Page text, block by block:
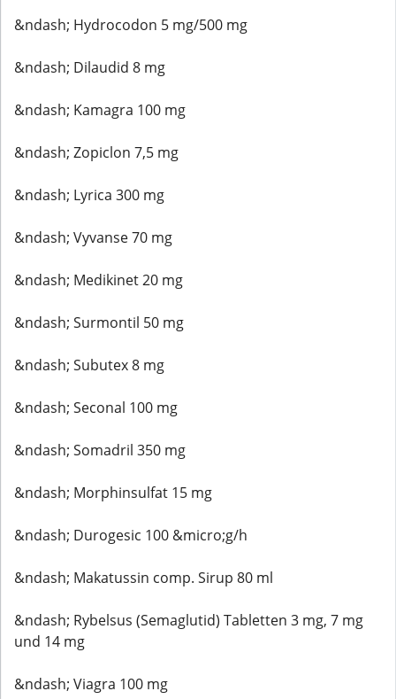
&ndash; Hydrocodon 5 mg/500 mg
&ndash; Dilaudid 8 mg
&ndash; Kamagra 100 mg
&ndash; Zopiclon 7,5 mg
&ndash; Lyrica 300 mg
&ndash; Vyvanse 70 mg
&ndash; Medikinet 20 mg
&ndash; Surmontil 50 mg
&ndash; Subutex 8 mg
&ndash; Seconal 100 mg
&ndash; Somadril 350 mg
&ndash; Morphinsulfat 15 mg
&ndash; Durogesic 100 &micro;g/h
&ndash; Makatussin comp. Sirup 80 ml
&ndash; Rybelsus (Semaglutid) Tabletten 3 mg, 7 mg
und 14 mg
&ndash; Viagra 100 mg